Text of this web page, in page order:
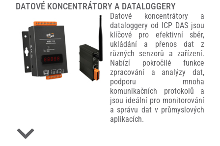
DATOVÉ KONCENTRÁTORY A DATALOGGERY
Datové koncentrátory a
dataloggery od ICP DAS jsou
klíčové pro efektivní sběr,
ukládání a přenos dat z
různých senzorů a zařízení.
Nabízí pokročilé funkce
zpracování a analýzy dat,
podporu mnoha
komunikačních protokolů a
jsou ideální pro monitorování
a správu dat v průmyslových
aplikacích.